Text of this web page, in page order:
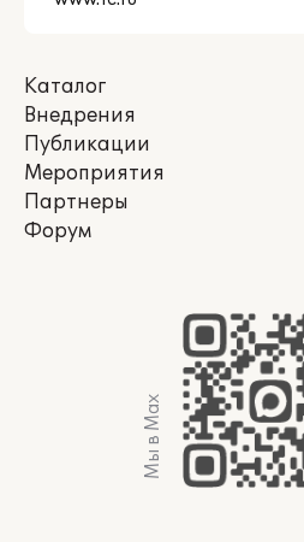
Каталог
Внедрения
Публикации
Мероприятия
Партнеры
Форум
Мы в Max